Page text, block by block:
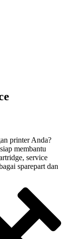
printer Anda?
membantu
service
sparepart dan